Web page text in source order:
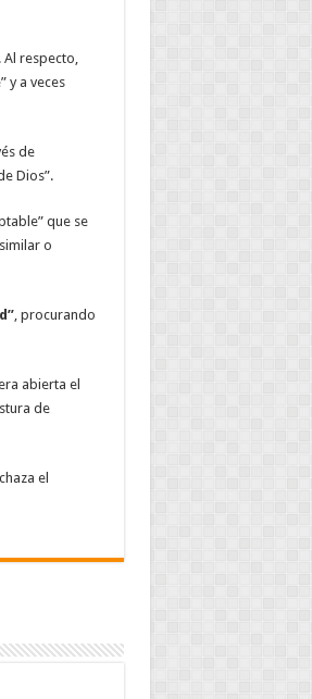
Al respecto,
y a veces
de
Dios”.
que se
o
, procurando
abierta el
de
el